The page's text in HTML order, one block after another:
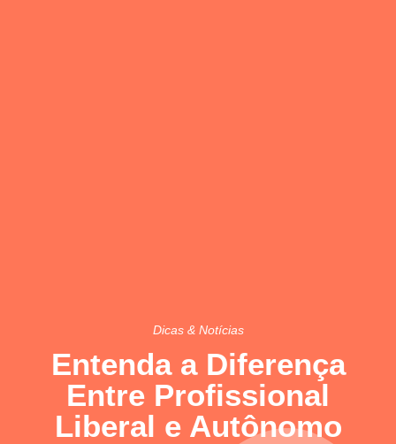
Dicas & Notícias
Entenda a Diferença
Entre Profissional
Liberal e Autônomo